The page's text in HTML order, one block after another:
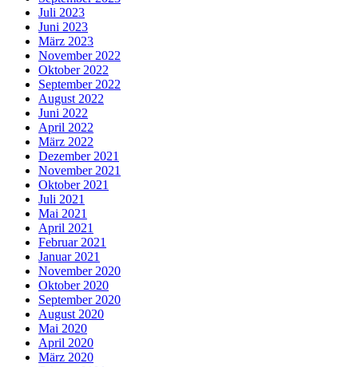
Juli 2023
Juni 2023
März 2023
November 2022
Oktober 2022
September 2022
August 2022
Juni 2022
April 2022
März 2022
Dezember 2021
November 2021
Oktober 2021
Juli 2021
Mai 2021
April 2021
Februar 2021
Januar 2021
November 2020
Oktober 2020
September 2020
August 2020
Mai 2020
April 2020
März 2020